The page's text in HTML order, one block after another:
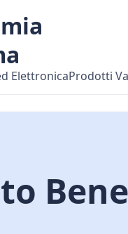
ElettronicaProdotti